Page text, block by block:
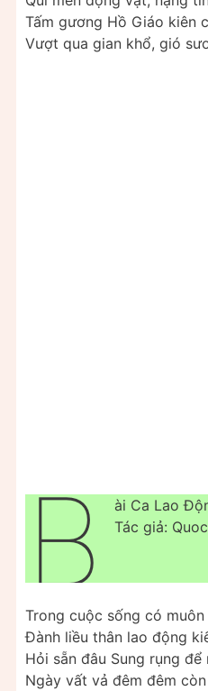
Tấm gương Hồ Giáo kiên
Vượt qua gian khổ, gió
B
ài Ca Lao
Tác giả:
Trong cuộc sống có
Đành liều thân lao động
Hỏi sẵn đâu Sung rụng để
Ngày vất vả đêm đêm